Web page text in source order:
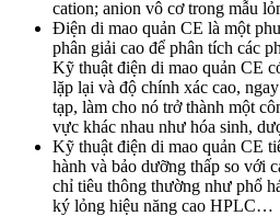
cation; anion vô cơ trong mẫu
Điện di mao quản CE là một
phân giải cao để phân tích các
Kỹ thuật điện di mao quản CE
lặp lại và độ chính xác cao,
tạp, làm cho nó trở thành một
vực khác nhau như hóa sinh,
Kỹ thuật điện di mao quản CE
hành và bảo dưỡng thấp so với
chỉ tiêu thông thường như phổ
ký lỏng hiệu năng cao HPLC…